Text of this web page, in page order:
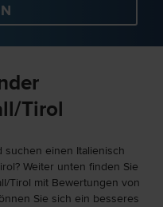
Tirol
suchen einen Italienisch
Weiter unten finden Sie
Tirol mit Bewertungen von
Sie sich ein besseres